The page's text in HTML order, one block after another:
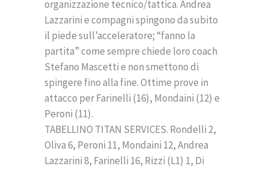
organizzazione tecnico/tattica. Andrea
Lazzarini e compagni spingono da subito
il piede sull’acceleratore; “fanno la
partita” come sempre chiede loro coach
Stefano Mascetti e non smettono di
spingere fino alla fine. Ottime prove in
attacco per Farinelli (16), Mondaini (12) e
Peroni (11).
TABELLINO TITAN SERVICES. Rondelli 2,
Oliva 6, Peroni 11, Mondaini 12, Andrea
Lazzarini 8, Farinelli 16, Rizzi (L1) 1, Di